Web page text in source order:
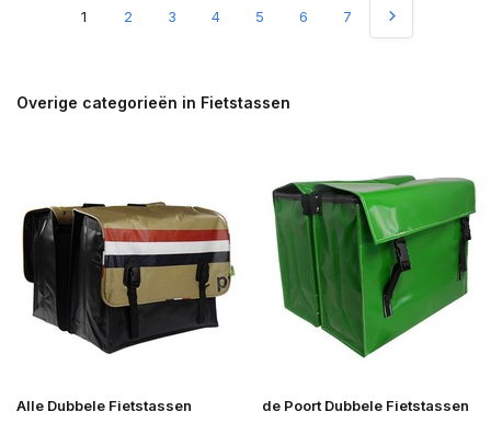
1 2 3 4 5 6 7
Overige categorieën in Fietstassen
Alle Dubbele Fietstassen de Poort Dubbele Fietstassen